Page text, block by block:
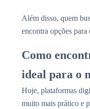
Além disso, quem
encontra opções
Como
ideal para o
Hoje, plataformas
muito mais prático e